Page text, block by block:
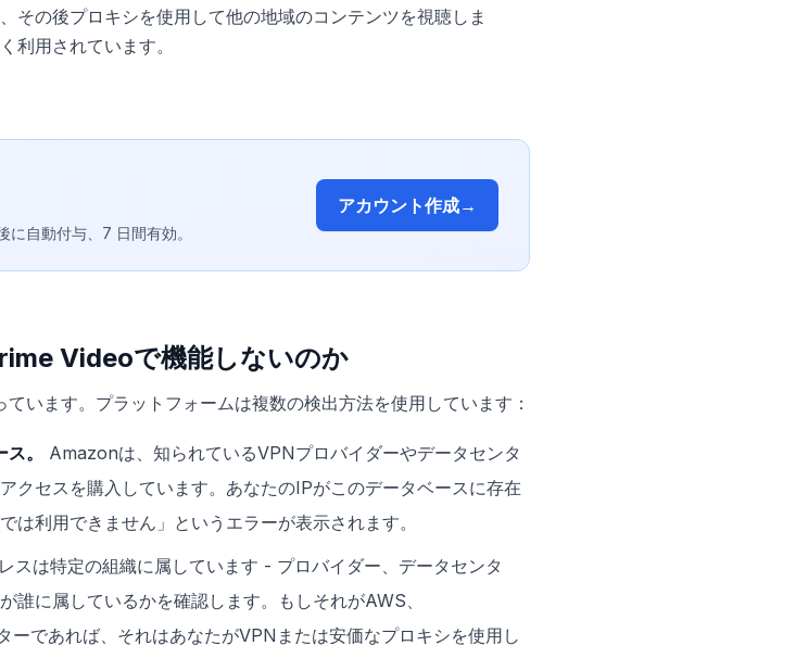
その後プロキシを使用して他の地域のコンテンツを視聴しま
利用されています。
自動付与、7 日間有効。
アカウント作成→
Videoで機能しないのか
います。プラットフォームは複数の検出方法を使用しています：
。
Amazonは、知られているVPNプロバイダーやデータセンタ
クセスを購入しています。あなたのIPがこのデータベースに存在
利用できません」というエラーが表示されます。
スは特定の組織に属しています - プロバイダー、データセンタ
に属しているかを確認します。もしそれがAWS、
であれば、それはあなたがVPNまたは安価なプロキシを使用し